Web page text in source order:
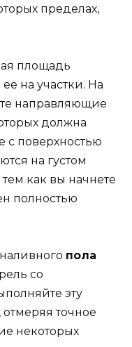
пределах,
площадь
на участки. На
направляющие
должна
с поверхностью
на густом
как вы начнете
полностью
пола
со
эту
точное
некоторых